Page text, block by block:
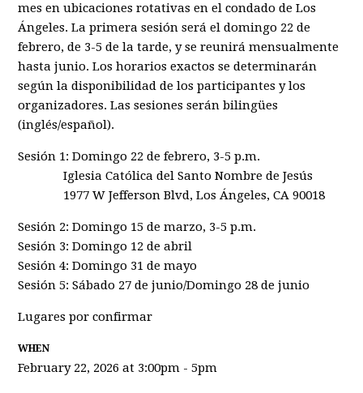
mes en ubicaciones rotativas en el condado de Los
Ángeles. La primera sesión será el domingo 22 de
febrero, de 3-5 de la tarde, y se reunirá mensualmente
hasta junio. Los horarios exactos se determinarán
según la disponibilidad de los participantes y los
organizadores. Las sesiones serán bilingües
(inglés/español).
Sesión 1: Domingo 22 de febrero, 3-5 p.m.
Iglesia Católica del Santo Nombre de Jesús
1977 W Jefferson Blvd, Los Ángeles, CA 90018
Sesión 2: Domingo 15 de marzo, 3-5 p.m.
Sesión 3: Domingo 12 de abril
Sesión 4: Domingo 31 de mayo
Sesión 5: Sábado 27 de junio/Domingo 28 de junio
Lugares por confirmar
WHEN
February 22, 2026 at 3:00pm - 5pm